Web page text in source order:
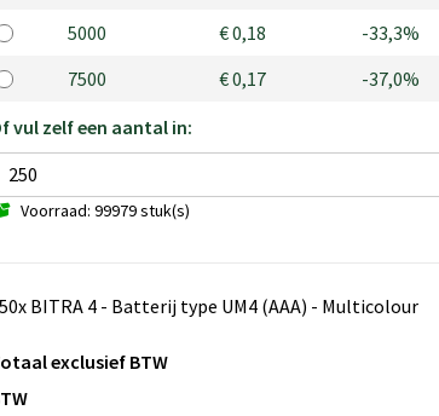
5000
€ 0,18
-33,3%
7500
€ 0,17
-37,0%
vul zelf een aantal in:
Voorraad: 99979 stuk(s)
BITRA 4 - Batterij type UM4 (AAA) - Multicolour
exclusief BTW